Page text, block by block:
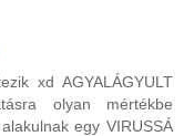
xd AGYALÁGYULT
olyan mértékbe
egy VIRUSSÁ